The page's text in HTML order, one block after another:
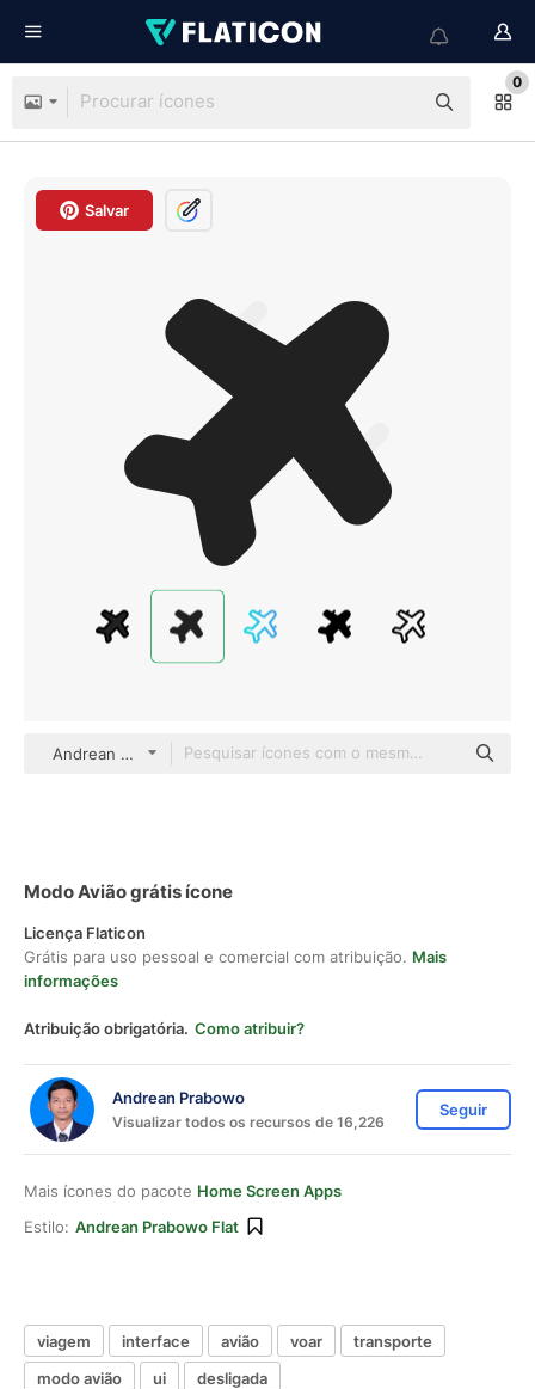
0
Salvar
Andrean Prabowo Flat
Modo Avião grátis ícone
Licença Flaticon
Grátis para uso pessoal e comercial com atribuição. Mais
informações
Atribuição obrigatória. Como atribuir?
Andrean Prabowo
Visualizar todos os recursos de 16,226
Seguir
Mais ícones do pacote Home Screen Apps
Estilo: Andrean Prabowo Flat
viagem interface avião voar
transporte
modo avião
ui desligada